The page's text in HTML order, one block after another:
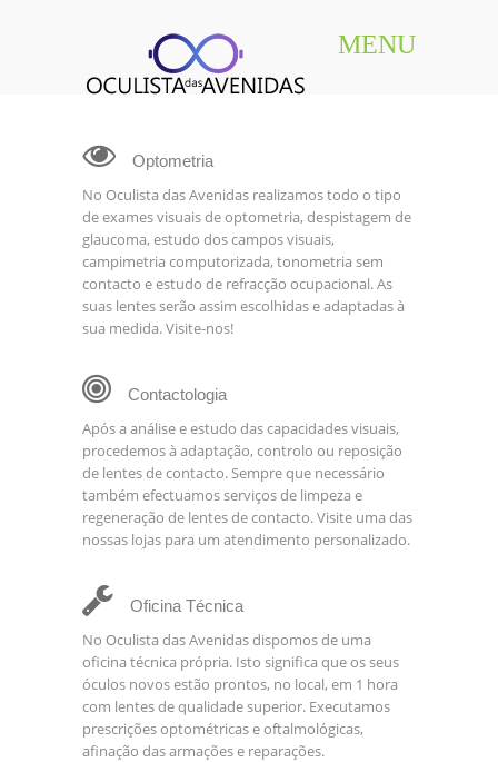
MENU
Optometria
No Oculista das Avenidas realizamos todo o tipo
de exames visuais de optometria, despistagem de
glaucoma, estudo dos campos visuais,
campimetria computorizada, tonometria sem
contacto e estudo de refracção ocupacional. As
suas lentes serão assim escolhidas e adaptadas à
sua medida. Visite-nos!
Contactologia
Após a análise e estudo das capacidades visuais,
procedemos à adaptação, controlo ou reposição
de lentes de contacto. Sempre que necessário
também efectuamos serviços de limpeza e
regeneração de lentes de contacto. Visite uma das
nossas lojas para um atendimento personalizado.
Oficina Técnica
No Oculista das Avenidas dispomos de uma
oficina técnica própria. Isto significa que os seus
óculos novos estão prontos, no local, em 1 hora
com lentes de qualidade superior. Executamos
prescrições optométricas e oftalmológicas,
afinação das armações e reparações.